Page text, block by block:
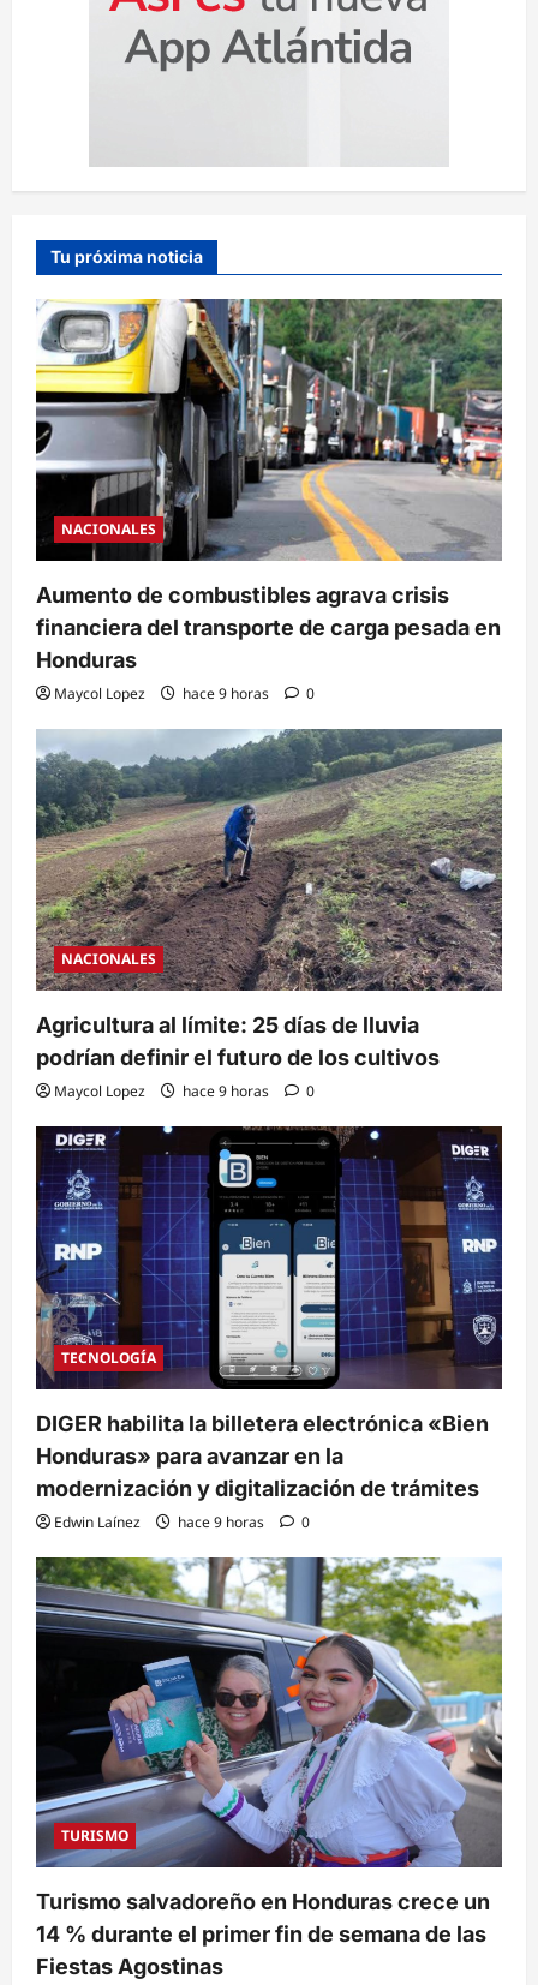
Tu próxima noticia
NACIONALES
Aumento de combustibles agrava crisis
financiera del transporte de carga pesada en
Honduras
Maycol Lopez hace 9 horas 0
NACIONALES
Agricultura al límite: 25 días de lluvia
podrían definir el futuro de los cultivos
Maycol Lopez hace 9 horas 0
TECNOLOGÍA
DIGER habilita la billetera electrónica «Bien
Honduras» para avanzar en la
modernización y digitalización de trámites
Edwin Laínez hace 9 horas 0
TURISMO
Turismo salvadoreño en Honduras crece un
14 % durante el primer fin de semana de las
Fiestas Agostinas